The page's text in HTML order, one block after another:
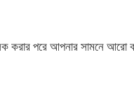
করার পরে আপনার সামনে আরো